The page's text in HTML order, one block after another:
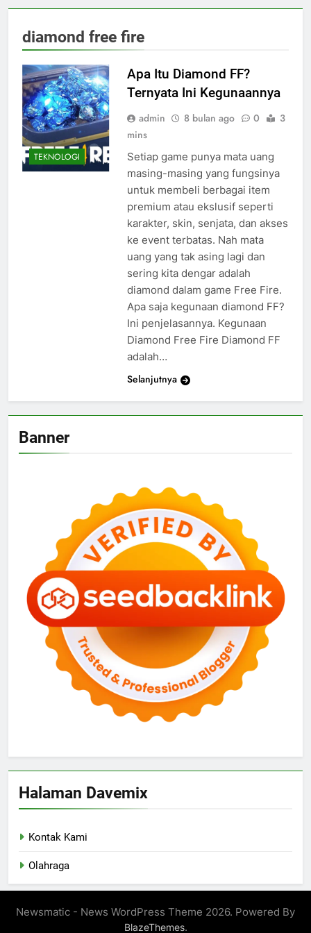
diamond free fire
TEKNOLOGI
Apa Itu Diamond FF?
Ternyata Ini Kegunaannya
admin 8 bulan ago 0
3
mins
Setiap game punya mata uang
masing-masing yang fungsinya
untuk membeli berbagai item
premium atau ekslusif seperti
karakter, skin, senjata, dan akses
ke event terbatas. Nah mata
uang yang tak asing lagi dan
sering kita dengar adalah
diamond dalam game Free Fire.
Apa saja kegunaan diamond FF?
Ini penjelasannya. Kegunaan
Diamond Free Fire Diamond FF
adalah…
Selanjutnya
Banner
Halaman Davemix
Kontak Kami
Olahraga
Newsmatic - News WordPress Theme 2026. Powered By
BlazeThemes.